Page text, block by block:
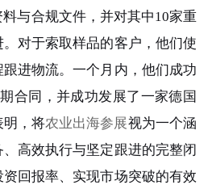
与合规文件，并对其中10家重
对于索取样品的客户，他们使
进物流。一个月内，他们成功
合同，并成功发展了一家德国
明，将农业出海参展视为一个涵
高效执行与坚定跟进的完整闭
回报率、实现市场突破的有效